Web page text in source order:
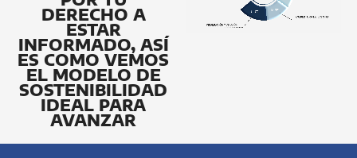
DERECHO A
ESTAR
INFORMADO, ASÍ
ES COMO VEMOS
EL MODELO DE
SOSTENIBILIDAD
IDEAL PARA
AVANZAR